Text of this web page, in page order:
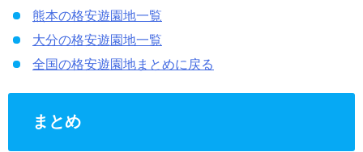
熊本の格安遊園地一覧
大分の格安遊園地一覧
全国の格安遊園地まとめに戻る
まとめ